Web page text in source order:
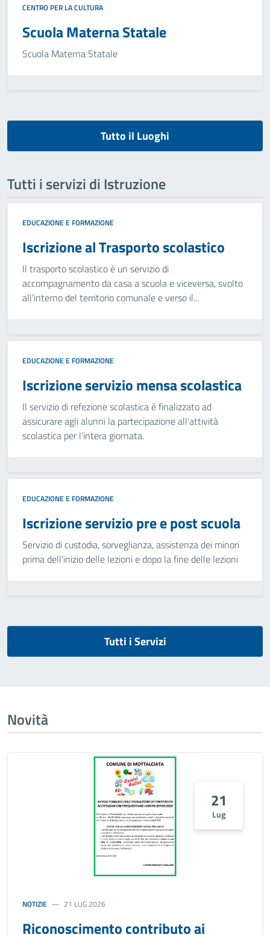
CENTRO PER LA CULTURA
Scuola Materna Statale
Scuola Materna Statale
Tutto il Luoghi
Tutti i servizi di Istruzione
EDUCAZIONE E FORMAZIONE
Iscrizione al Trasporto scolastico
Il trasporto scolastico è un servizio di
accompagnamento da casa a scuola e viceversa, svolto
all'interno del territorio comunale e verso il...
EDUCAZIONE E FORMAZIONE
Iscrizione servizio mensa scolastica
Il servizio di refezione scolastica è finalizzato ad
assicurare agli alunni la partecipazione all’attività
scolastica per l’intera giornata.
EDUCAZIONE E FORMAZIONE
Iscrizione servizio pre e post scuola
Servizio di custodia, sorveglianza, assistenza dei minori
prima dell'inizio delle lezioni e dopo la fine delle lezioni
Tutti i Servizi
Novità
21
Lug
NOTIZIE 21 LUG 2026
Riconoscimento contributo ai